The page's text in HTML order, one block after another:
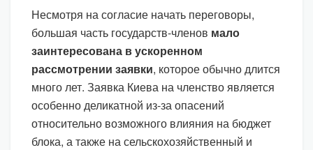
Несмотря на согласие начать переговоры,
большая часть государств-членов мало
заинтересована в ускоренном
рассмотрении заявки, которое обычно длится
много лет. Заявка Киева на членство является
особенно деликатной из-за опасений
относительно возможного влияния на бюджет
блока, а также на сельскохозяйственный и